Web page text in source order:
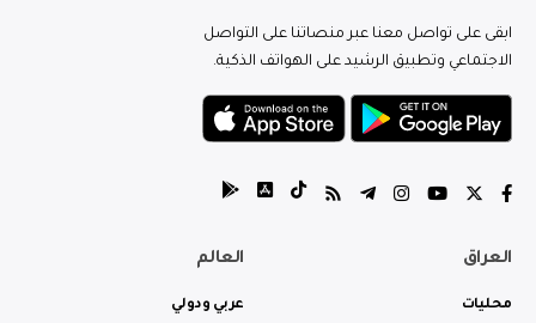
ابقى على تواصل معنا عبر منصاتنا على التواصل
الاجتماعي وتطبيق الرشيد على الهواتف الذكية.
العراق
محليات
العالم
عربي ودولي